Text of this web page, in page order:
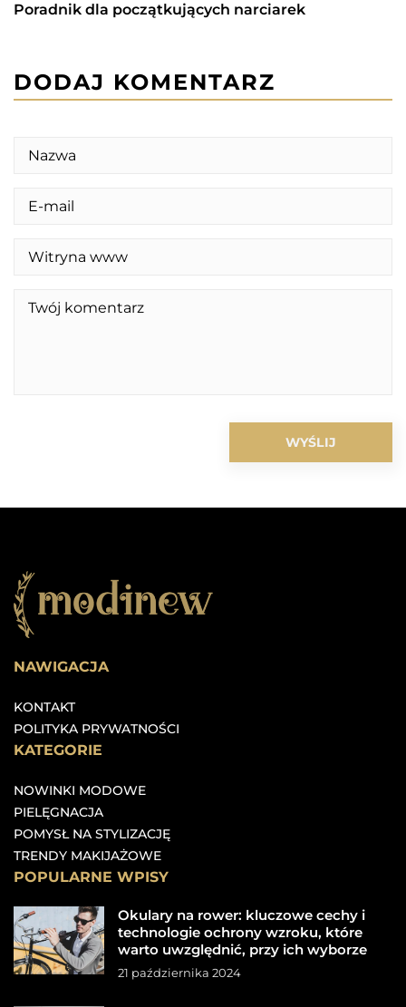
Poradnik dla początkujących narciarek
DODAJ KOMENTARZ
NAWIGACJA
KONTAKT
POLITYKA PRYWATNOŚCI
KATEGORIE
NOWINKI MODOWE
PIELĘGNACJA
POMYSŁ NA STYLIZACJĘ
TRENDY MAKIJAŻOWE
POPULARNE WPISY
Okulary na rower: kluczowe cechy i
technologie ochrony wzroku, które
warto uwzględnić, przy ich wyborze
21 października 2024